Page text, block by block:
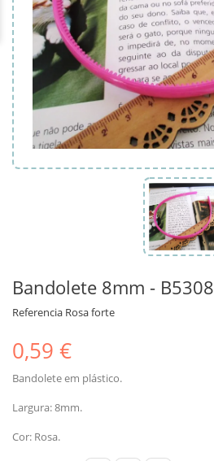
Bandolete 8mm - B5308
Referencia Rosa forte
0,59 €
Bandolete em plástico.
Largura: 8mm.
Cor: Rosa.